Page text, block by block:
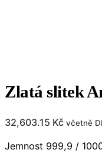
Zlatá slitek
32,603.15 Kč včetně
Jemnost 999,9 /